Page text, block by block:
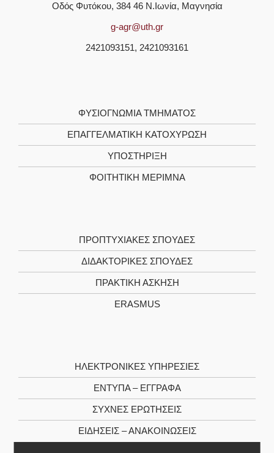
Οδός Φυτόκου, 384 46 Ν.Ιωνία, Μαγνησία
g-agr@uth.gr
2421093151, 2421093161
ΦΥΣΙΟΓΝΩΜΙΑ ΤΜΗΜΑΤΟΣ
ΕΠΑΓΓΕΛΜΑΤΙΚΗ ΚΑΤΟΧΥΡΩΣΗ
ΥΠΟΣΤΗΡΙΞΗ
ΦΟΙΤΗΤΙΚΗ ΜΕΡΙΜΝΑ
ΠΡΟΠΤΥΧΙΑΚΕΣ ΣΠΟΥΔΕΣ
ΔΙΔΑΚΤΟΡΙΚΕΣ ΣΠΟΥΔΕΣ
ΠΡΑΚΤΙΚΗ ΑΣΚΗΣΗ
ERASMUS
ΗΛΕΚΤΡΟΝΙΚΕΣ ΥΠΗΡΕΣΙΕΣ
ΕΝΤΥΠΑ – ΕΓΓΡΑΦΑ
ΣΥΧΝΕΣ ΕΡΩΤΗΣΕΙΣ
ΕΙΔΗΣΕΙΣ – ΑΝΑΚΟΙΝΩΣΕΙΣ